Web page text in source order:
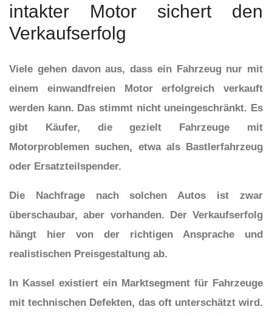
intakter Motor sichert den
Verkaufserfolg
Viele gehen davon aus, dass ein Fahrzeug nur mit
einem einwandfreien Motor erfolgreich verkauft
werden kann. Das stimmt nicht uneingeschränkt. Es
gibt Käufer, die gezielt Fahrzeuge mit
Motorproblemen suchen, etwa als Bastlerfahrzeug
oder Ersatzteilspender.
Die Nachfrage nach solchen Autos ist zwar
überschaubar, aber vorhanden. Der Verkaufserfolg
hängt hier von der richtigen Ansprache und
realistischen Preisgestaltung ab.
In Kassel existiert ein Marktsegment für Fahrzeuge
mit technischen Defekten, das oft unterschätzt wird.